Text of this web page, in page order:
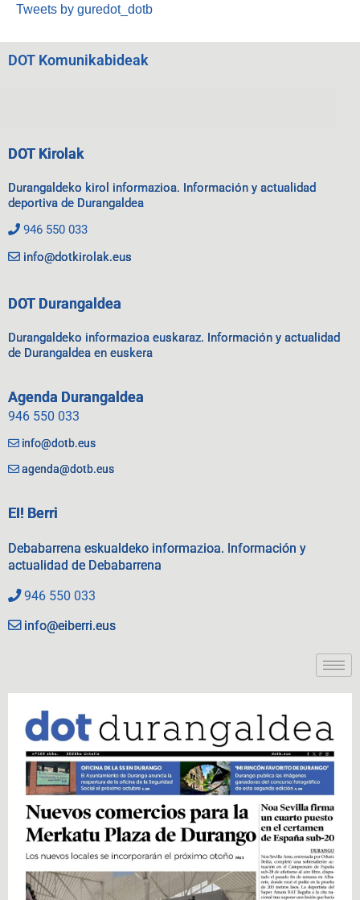
Tweets by guredot_dotb
DOT Komunikabideak
DOT Kirolak
Durangaldeko kirol informazioa. Información y actualidad
deportiva de Durangaldea
946 550 033
info@dotkirolak.eus
DOT Durangaldea
Durangaldeko informazioa euskaraz. Información y actualidad
de Durangaldea en euskera
Agenda Durangaldea
946 550 033
info@dotb.eus
agenda@dotb.eus
EI! Berri
Debabarrena eskualdeko informazioa. Información y
actualidad de Debabarrena
946 550 033
info@eiberri.eus